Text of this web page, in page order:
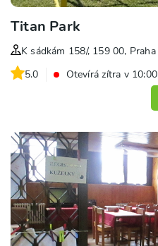
Titan Park
K sádkám 158/, 159 00, Praha
5.0
Otevírá zítra v 10:00